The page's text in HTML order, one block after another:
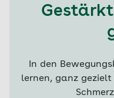
Gestärkt
In den
lernen, ganz gezielt